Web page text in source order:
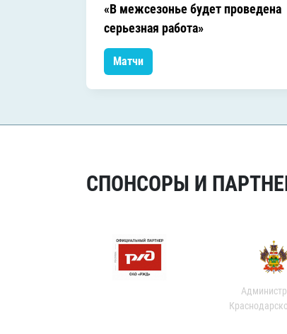
«В межсезонье будет проведена
серьезная работа»
Матчи
СПОНСОРЫ И